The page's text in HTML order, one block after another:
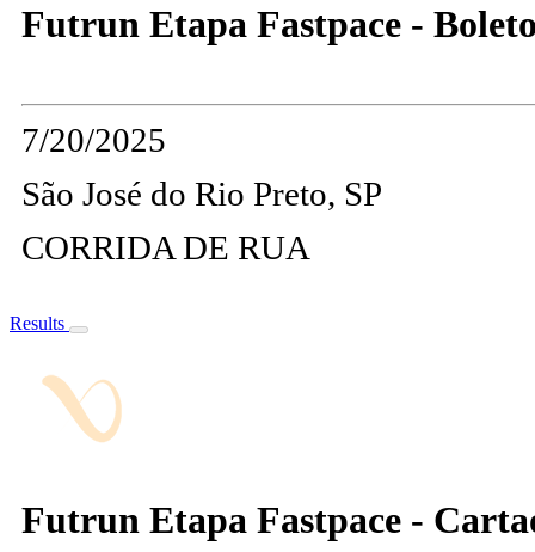
Futrun Etapa Fastpace -
7/20/2025
São José do Rio Preto, SP
CORRIDA DE RUA
Results
Futrun Etapa Fastpace -